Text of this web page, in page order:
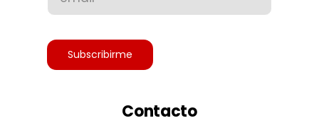
Accesibilidad
Subscribirme
Contacto